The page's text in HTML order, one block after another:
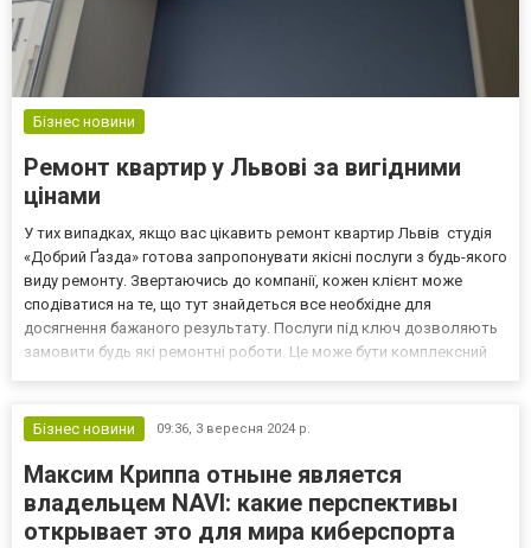
Бізнес новини
Ремонт квартир у Львові за вигідними
цінами
У тих випадках, якщо вас цікавить ремонт квартир Львів студія
«Добрий Ґазда» готова запропонувати якісні послуги з будь-якого
виду ремонту. Звертаючись до компанії, кожен клієнт може
сподіватися на те, що тут знайдеться все необхідне для
досягнення бажаного результату. Послуги під ключ дозволяють
замовити будь які ремонтні роботи. Це може бути комплексний
Бізнес новини
09:36, 3 вересня 2024 р.
Максим Криппа отныне является
владельцем NAVI: какие перспективы
открывает это для мира киберспорта